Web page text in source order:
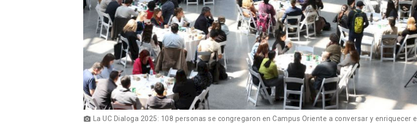
photo_camera La UC Dialoga 2025: 108 personas se congregaron en Campus Oriente a conversar y enriquecer el